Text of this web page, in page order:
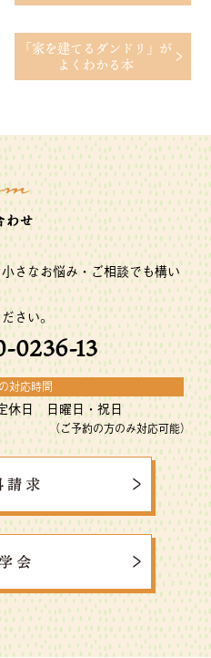
「家を建てるダンドリ」が
よくわかる本
わせ
さなお悩み・ご相談でも構い
さい。
0236-13
対応時間
休日 日曜日・祝日
（ご予約の方のみ対応可能）